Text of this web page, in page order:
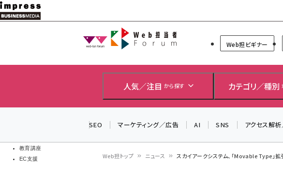
メ
イ
教育講座
EC支援
Web担当者Forum
Web担ビギナー
人気／注目 から探す カテゴリ／種別
SEO マーケティング／広告 AI SNS アクセス解
Web担トップ ニュース スカイアークシステム、「Movable Type」
＼ 読者アンケー
7月24日で創刊
▼アンケートペ